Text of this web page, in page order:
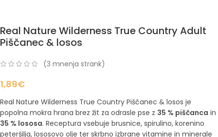
Real Nature Wilderness True Country Adult
Piščanec & losos
(3 mnenja strank)
1,89€
Real Nature Wilderness True Country Piščanec & losos je
popolna mokra hrana brez žit za odrasle pse z 35 % piščanca in
35 % lososa. Receptura vsebuje brusnice, spirulino, korenino
peteršilja, lososovo olje ter skrbno izbrane vitamine in minerale